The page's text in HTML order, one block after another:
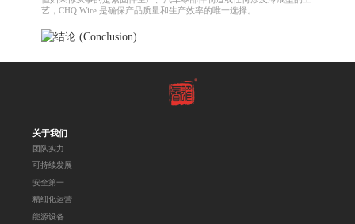
艺，CHQ Wire 是确保产品质量和生产效率的唯一选择。
关于我们
团队实力
可持续发展
安全第一
精细化运营
能源设备